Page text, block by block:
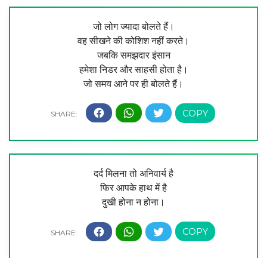
जो लोग ज्यादा बोलते हैं।
वह सीखने की कोशिश नहीं करते।
जबकि समझदार इंसान
हमेशा निडर और साहसी होता है।
जो समय आने पर ही बोलते हैं।
दर्द मिलना तो अनिवार्य है
फिर आपके हाथ में है
दुखी होना न होना।